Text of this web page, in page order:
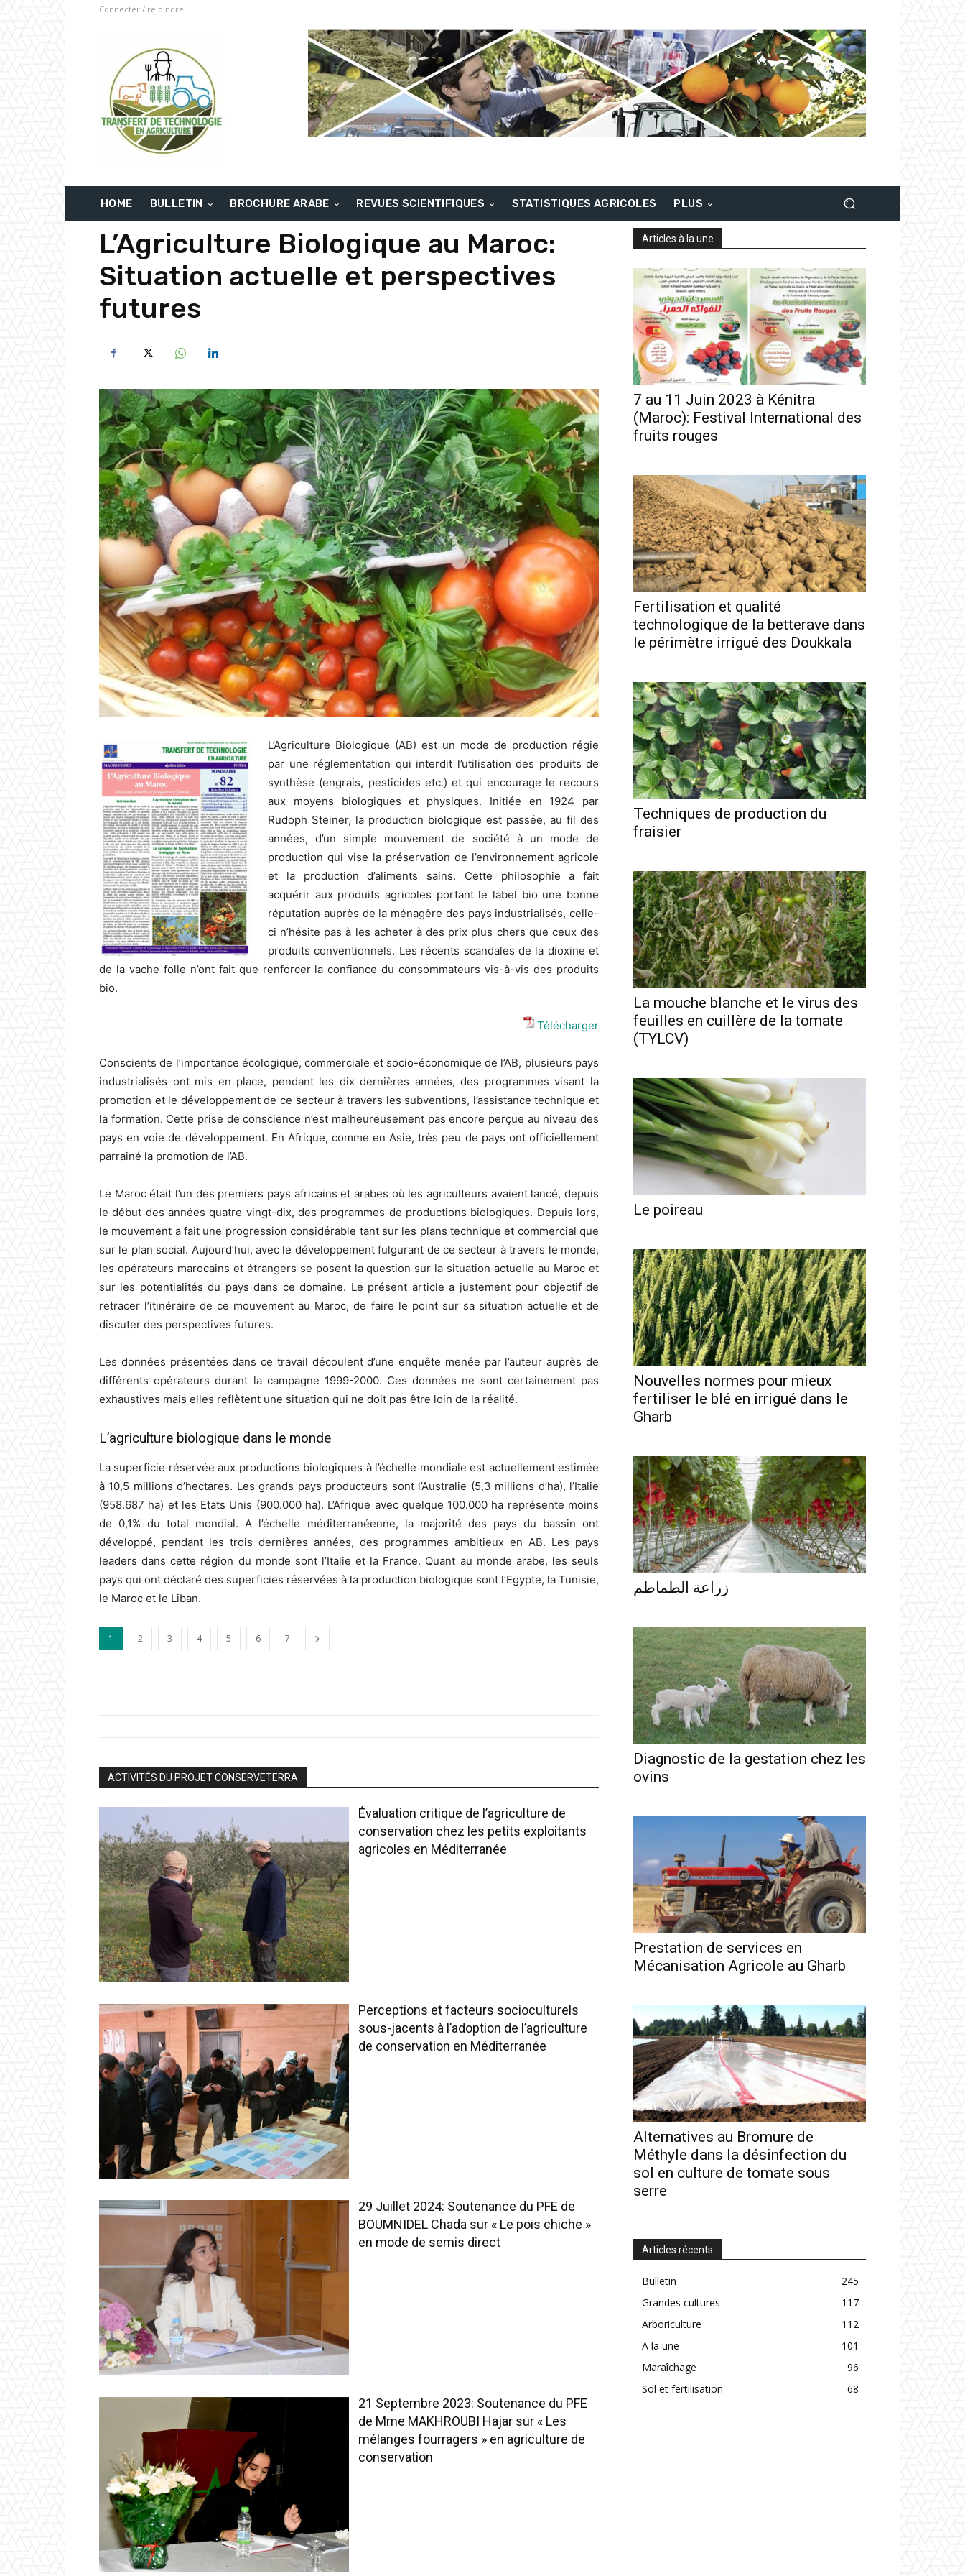
Connecter / rejoindre
HOME BULLETIN BROCHURE ARABE REVUES SCIENTIFIQUES STATISTIQUES AGRICOLES PLUS
L’Agriculture Biologique au Maroc:
Situation actuelle et perspectives
futures
L’Agriculture Biologique (AB) est un mode de production régie
par une réglementation qui interdit l’utilisation des produits de
synthèse (engrais, pesticides etc.) et qui encourage le recours
aux moyens biologiques et physiques. Initiée en 1924 par
Rudoph Steiner, la production biologique est passée, au fil des
années, d’un simple mouvement de société à un mode de
production qui vise la préservation de l’environnement agricole
et la production d’aliments sains. Cette philosophie a fait
acquérir aux produits agricoles portant le label bio une bonne
réputation auprès de la ménagère des pays industrialisés, celle-
ci n’hésite pas à les acheter à des prix plus chers que ceux des
produits conventionnels. Les récents scandales de la dioxine et
de la vache folle n’ont fait que renforcer la confiance du consommateurs vis-à-vis des produits
bio.
Télécharger
Conscients de l’importance écologique, commerciale et socio-économique de l’AB, plusieurs pays
industrialisés ont mis en place, pendant les dix dernières années, des programmes visant la
promotion et le développement de ce secteur à travers les subventions, l’assistance technique et
la formation. Cette prise de conscience n’est malheureusement pas encore perçue au niveau des
pays en voie de développement. En Afrique, comme en Asie, très peu de pays ont officiellement
parrainé la promotion de l’AB.
Le Maroc était l’un des premiers pays africains et arabes où les agriculteurs avaient lancé, depuis
le début des années quatre vingt-dix, des programmes de productions biologiques. Depuis lors,
le mouvement a fait une progression considérable tant sur les plans technique et commercial que
sur le plan social. Aujourd’hui, avec le développement fulgurant de ce secteur à travers le monde,
les opérateurs marocains et étrangers se posent la question sur la situation actuelle au Maroc et
sur les potentialités du pays dans ce domaine. Le présent article a justement pour objectif de
retracer l’itinéraire de ce mouvement au Maroc, de faire le point sur sa situation actuelle et de
discuter des perspectives futures.
Les données présentées dans ce travail découlent d’une enquête menée par l’auteur auprès de
différents opérateurs durant la campagne 1999-2000. Ces données ne sont certainement pas
exhaustives mais elles reflètent une situation qui ne doit pas être loin de la réalité.
L’agriculture biologique dans le monde
La superficie réservée aux productions biologiques à l’échelle mondiale est actuellement estimée
à 10,5 millions d’hectares. Les grands pays producteurs sont l’Australie (5,3 millions d’ha), l’Italie
(958.687 ha) et les Etats Unis (900.000 ha). L’Afrique avec quelque 100.000 ha représente moins
de 0,1% du total mondial. A l’échelle méditerranéenne, la majorité des pays du bassin ont
développé, pendant les trois dernières années, des programmes ambitieux en AB. Les pays
leaders dans cette région du monde sont l’Italie et la France. Quant au monde arabe, les seuls
pays qui ont déclaré des superficies réservées à la production biologique sont l’Egypte, la Tunisie,
le Maroc et le Liban.
1 2 3 4 5 6 7
ACTIVITÉS DU PROJET CONSERVETERRA
Évaluation critique de l’agriculture de
conservation chez les petits exploitants
agricoles en Méditerranée
Perceptions et facteurs socioculturels
sous-jacents à l’adoption de l’agriculture
de conservation en Méditerranée
29 Juillet 2024: Soutenance du PFE de
BOUMNIDEL Chada sur « Le pois chiche »
en mode de semis direct
21 Septembre 2023: Soutenance du PFE
de Mme MAKHROUBI Hajar sur « Les
mélanges fourragers » en agriculture de
conservation
Articles à la une
7 au 11 Juin 2023 à Kénitra
(Maroc): Festival International des
fruits rouges
Fertilisation et qualité
technologique de la betterave dans
le périmètre irrigué des Doukkala
Techniques de production du
fraisier
La mouche blanche et le virus des
feuilles en cuillère de la tomate
(TYLCV)
Le poireau
Nouvelles normes pour mieux
fertiliser le blé en irrigué dans le
Gharb
زراعة الطماطم
Diagnostic de la gestation chez les
ovins
Prestation de services en
Mécanisation Agricole au Gharb
Alternatives au Bromure de
Méthyle dans la désinfection du
sol en culture de tomate sous
serre
Articles récents
Bulletin
245
Grandes cultures
117
Arboriculture
112
A la une
101
Maraîchage
96
Sol et fertilisation
68